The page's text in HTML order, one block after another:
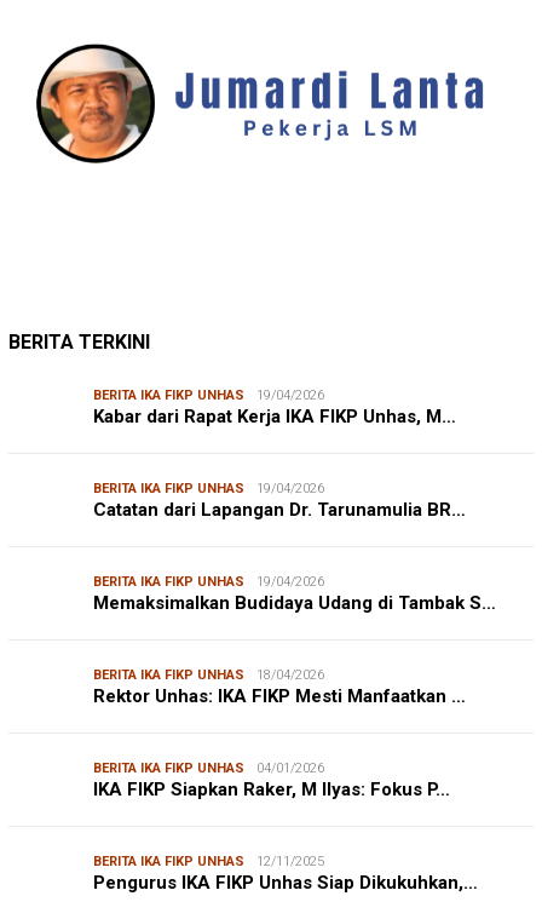
JUMARDI LANTA
BERITA TERKINI
BERITA IKA FIKP UNHAS 19/04/2026
Kabar dari Rapat Kerja IKA FIKP Unhas, M…
BERITA IKA FIKP UNHAS 19/04/2026
Catatan dari Lapangan Dr. Tarunamulia BR…
BERITA IKA FIKP UNHAS 19/04/2026
Memaksimalkan Budidaya Udang di Tambak S…
BERITA IKA FIKP UNHAS 18/04/2026
Rektor Unhas: IKA FIKP Mesti Manfaatkan …
BERITA IKA FIKP UNHAS 04/01/2026
IKA FIKP Siapkan Raker, M Ilyas: Fokus P…
BERITA IKA FIKP UNHAS 12/11/2025
Pengurus IKA FIKP Unhas Siap Dikukuhkan,…